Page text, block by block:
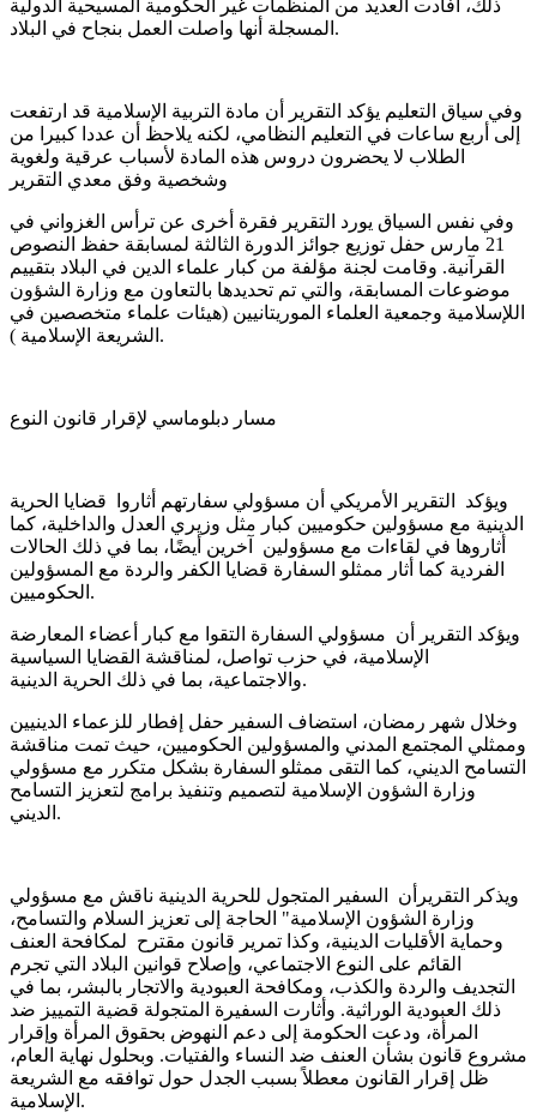
ذلك، أفادت العديد من المنظمات غير الحكومية المسيحية الدولية
المسجلة أنها واصلت العمل بنجاح في البلاد.
وفي سياق التعليم يؤكد التقرير أن مادة التربية الإسلامية قد ارتفعت
إلى أربع ساعات في التعليم النظامي، لكنه يلاحظ أن عددا كبيرا من
الطلاب لا يحضرون دروس هذه المادة لأسباب عرقية ولغوية
وشخصية وفق معدي التقرير
وفي نفس السياق يورد التقرير فقرة أخرى عن ترأس الغزواني في
21 مارس حفل توزيع جوائز الدورة الثالثة لمسابقة حفظ النصوص
القرآنية. وقامت لجنة مؤلفة من كبار علماء الدين في البلاد بتقييم
موضوعات المسابقة، والتي تم تحديدها بالتعاون مع وزارة الشؤون
اللإسلامية وجمعية العلماء الموريتانيين (هيئات علماء متخصصين في
الشريعة الإسلامية ).
مسار دبلوماسي لإقرار قانون النوع
ويؤكد التقرير الأمريكي أن مسؤولي سفارتهم أثاروا قضايا الحرية
الدينية مع مسؤولين حكوميين كبار مثل وزيري العدل والداخلية، كما
أثاروها في لقاءات مع مسؤولين آخرين أيضًا، بما في ذلك الحالات
الفردية كما أثار ممثلو السفارة قضايا الكفر والردة مع المسؤولين
الحكوميين.
ويؤكد التقرير أن مسؤولي السفارة التقوا مع كبار أعضاء المعارضة
الإسلامية، في حزب تواصل، لمناقشة القضايا السياسية
والاجتماعية، بما في ذلك الحرية الدينية.
وخلال شهر رمضان، استضاف السفير حفل إفطار للزعماء الدينيين
وممثلي المجتمع المدني والمسؤولين الحكوميين، حيث تمت مناقشة
التسامح الديني، كما التقى ممثلو السفارة بشكل متكرر مع مسؤولي
وزارة الشؤون الإسلامية لتصميم وتنفيذ برامج لتعزيز التسامح
الديني.
ويذكر التقريرأن السفير المتجول للحرية الدينية ناقش مع مسؤولي
وزارة الشؤون الإسلامية" الحاجة إلى تعزيز السلام والتسامح،
وحماية الأقليات الدينية، وكذا تمرير قانون مقترح لمكافحة العنف
القائم على النوع الاجتماعي، وإصلاح قوانين البلاد التي تجرم
التجديف والردة والكذب، ومكافحة العبودية والاتجار بالبشر، بما في
ذلك العبودية الوراثية. وأثارت السفيرة المتجولة قضية التمييز ضد
المرأة، ودعت الحكومة إلى دعم النهوض بحقوق المرأة وإقرار
مشروع قانون بشأن العنف ضد النساء والفتيات. وبحلول نهاية العام،
ظل إقرار القانون معطلاً بسبب الجدل حول توافقه مع الشريعة
الإسلامية.